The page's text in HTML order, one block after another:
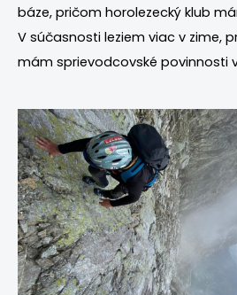
báze, pričom horolezecký klub
V súčasnosti leziem viac v zime,
mám sprievodcovské povinnosti